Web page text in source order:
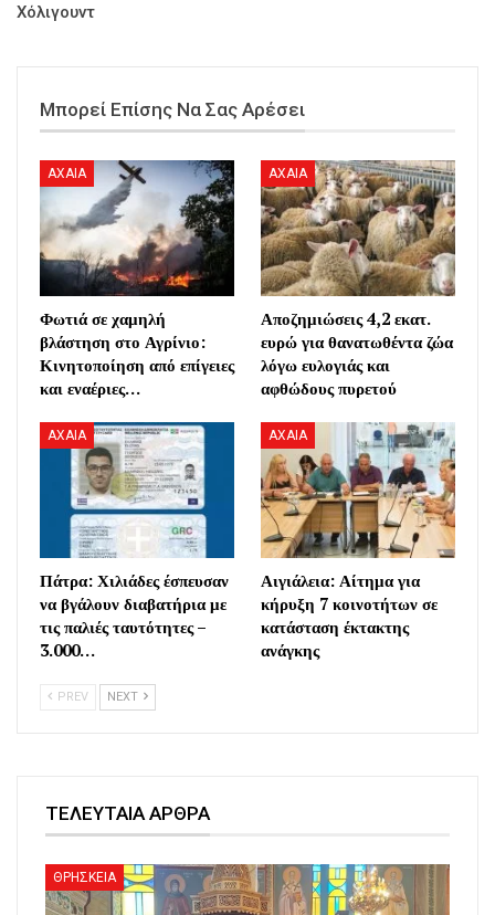
Χόλιγουντ
Μπορεί Επίσης Να Σας Αρέσει
AXAIA
Φωτιά σε χαμηλή
βλάστηση στο Αγρίνιο:
Κινητοποίηση από επίγειες
και εναέριες…
AXAIA
Αποζημιώσεις 4,2 εκατ.
ευρώ για θανατωθέντα ζώα
λόγω ευλογιάς και
αφθώδους πυρετού
AXAIA
Πάτρα: Χιλιάδες έσπευσαν
να βγάλουν διαβατήρια με
τις παλιές ταυτότητες –
3.000…
AXAIA
Αιγιάλεια: Αίτημα για
κήρυξη 7 κοινοτήτων σε
κατάσταση έκτακτης
ανάγκης
PREV NEXT
ΤΕΛΕΥΤΑΙΑ ΑΡΘΡΑ
ΘΡΗΣΚΕΙΑ